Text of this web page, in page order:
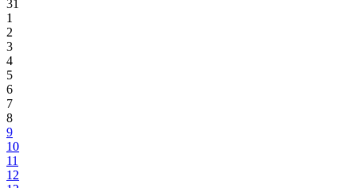
31
1
2
3
4
5
6
7
8
9
10
11
12